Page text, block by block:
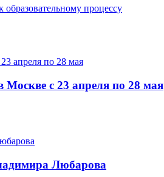
процессу
Москве с 23 апреля по 28 мая
Любарова